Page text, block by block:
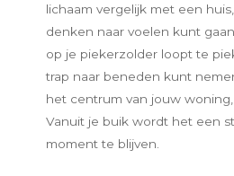
lichaam vergelijk met een
denken naar voelen kunt
op je piekerzolder loopt te
trap naar beneden kunt
het centrum van jouw
Vanuit je buik wordt het een
moment te blijven.